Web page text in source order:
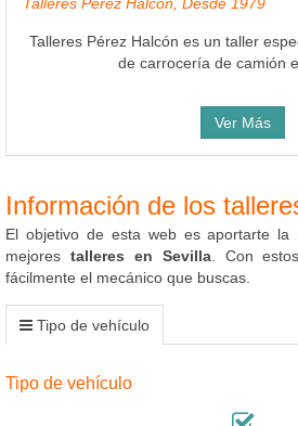
Talleres Pérez Halcón es un taller
de carrocería de camión
Ver Más
Información de los
El objetivo de esta web es aportarte la
mejores talleres en Sevilla. Con
fácilmente el mecánico que buscas.
Tipo de vehículo
Tipo de vehículo